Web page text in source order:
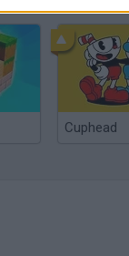
Cuphead